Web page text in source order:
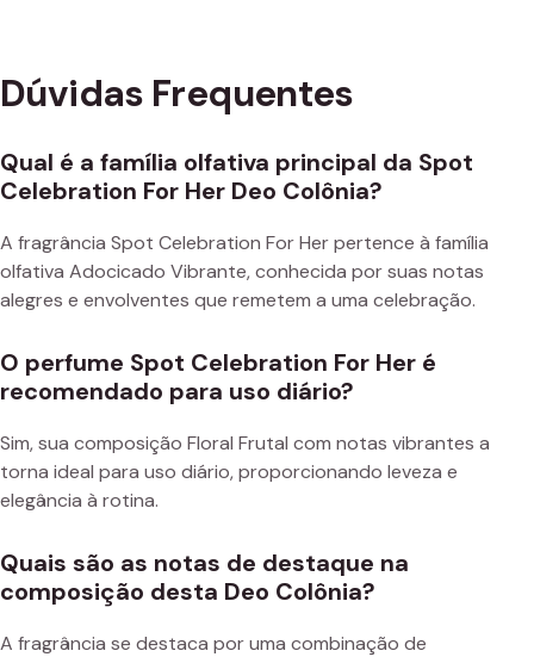
Dúvidas Frequentes
Qual é a família olfativa principal da Spot
Celebration For Her Deo Colônia?
A fragrância Spot Celebration For Her pertence à família
olfativa Adocicado Vibrante, conhecida por suas notas
alegres e envolventes que remetem a uma celebração.
O perfume Spot Celebration For Her é
recomendado para uso diário?
Sim, sua composição Floral Frutal com notas vibrantes a
torna ideal para uso diário, proporcionando leveza e
elegância à rotina.
Quais são as notas de destaque na
composição desta Deo Colônia?
A fragrância se destaca por uma combinação de